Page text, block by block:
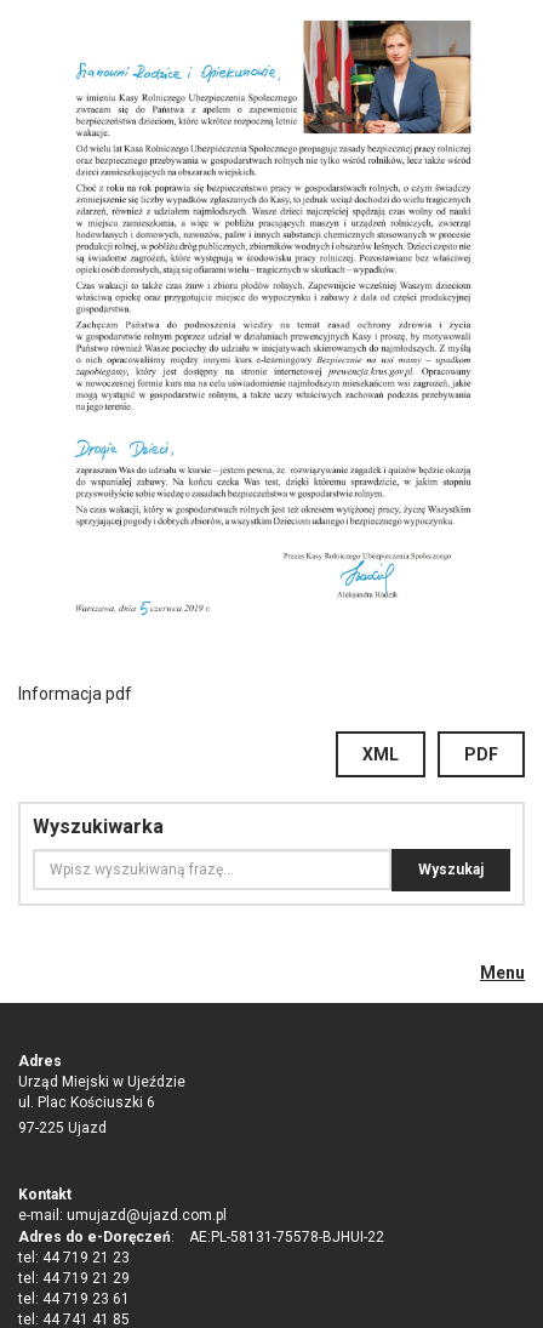
Informacja pdf
PDF
XML
Wyszukiwarka
Menu
Adres
Urząd Miejski w Ujeździe
ul. Plac Kościuszki 6
97-225 Ujazd
Kontakt
e-mail: umujazd@ujazd.com.pl
Adres do e-Doręczeń: AE:PL-58131-75578-BJHUI-22
tel: 44 719 21 23
tel: 44 719 21 29
tel: 44 719 23 61
tel: 44 741 41 85